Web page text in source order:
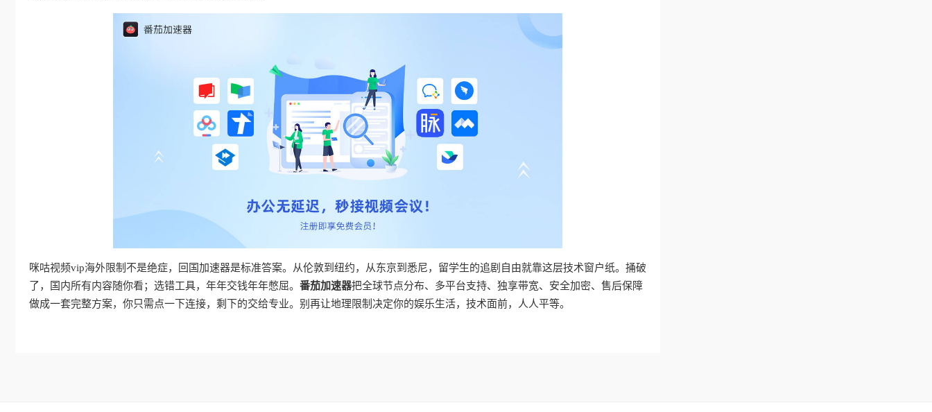
咪咕视频vip海外限制不是绝症，回国加速器是标准答案。从伦敦到纽约，从东京到悉尼，留学生的追剧自由就靠这层技术窗户纸。捅破
了，国内所有内容随你看；选错工具，年年交钱年年憋屈。 番茄加速器把全球节点分布、多平台支持、独享带宽、安全加密、售后保障
做成一套完整方案，你只需点一下连接，剩下的交给专业。别再让地理限制决定你的娱乐生活，技术面前，人人平等。